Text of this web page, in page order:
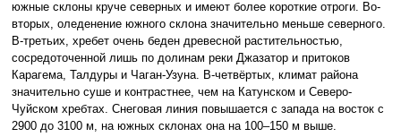
южные склоны круче северных и имеют более короткие отроги. Во-
вторых, оледенение южного склона значительно меньше северного.
В-третьих, хребет очень беден древесной растительностью,
сосредоточенной лишь по долинам реки Джазатор и притоков
Карагема, Талдуры и Чаган-Узуна. В-четвёртых, климат района
значительно суше и контрастнее, чем на Катунском и Северо-
Чуйском хребтах. Снеговая линия повышается с запада на восток с
2900 до 3100 м, на южных склонах она на 100–150 м выше.